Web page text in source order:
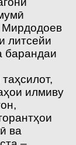
Мирдодоев
литсейи
барандаи
илмиву
ва